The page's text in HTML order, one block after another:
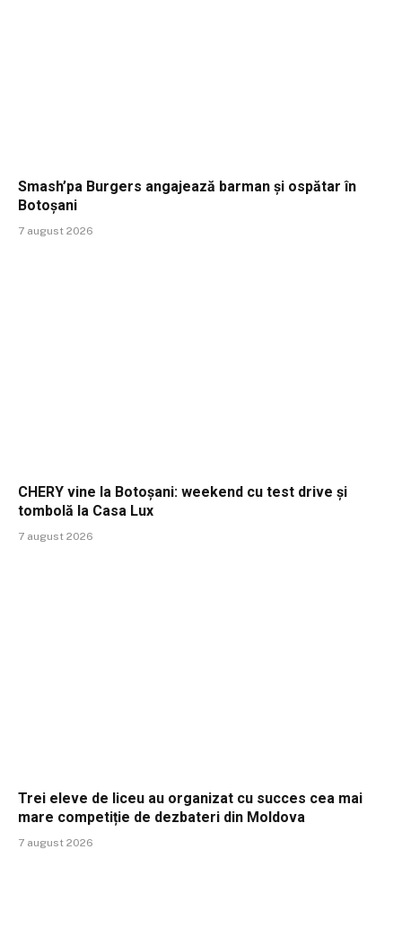
Smash’pa Burgers angajează barman și ospătar în
Botoșani
7 august 2026
CHERY vine la Botoșani: weekend cu test drive și
tombolă la Casa Lux
7 august 2026
Trei eleve de liceu au organizat cu succes cea mai
mare competiție de dezbateri din Moldova
7 august 2026